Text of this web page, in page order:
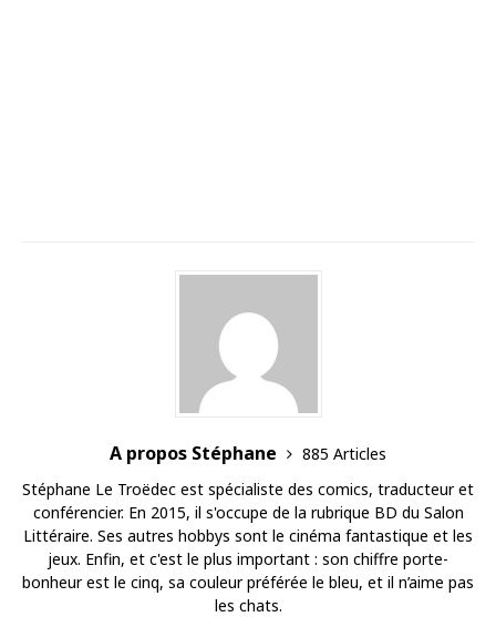
A propos Stéphane
885 Articles
Stéphane Le Troëdec est spécialiste des comics, traducteur et
conférencier. En 2015, il s'occupe de la rubrique BD du Salon
Littéraire. Ses autres hobbys sont le cinéma fantastique et les
jeux. Enfin, et c'est le plus important : son chiffre porte-
bonheur est le cinq, sa couleur préférée le bleu, et il n’aime pas
les chats.